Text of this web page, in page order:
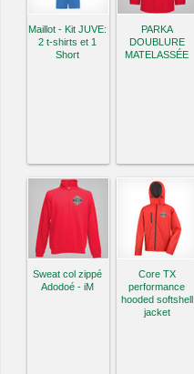
Maillot - Kit JUVE:
2 t-shirts et 1
Short
PARKA
DOUBLURE
MATELASSÉE
Sweat col zippé
Adodoé - iM
Core TX
performance
hooded softshell
jacket